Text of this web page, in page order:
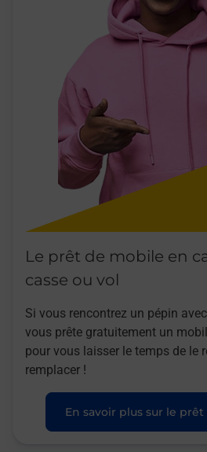
Le prêt de mobile en
casse ou vol
Si vous rencontrez un pépin
vous prête gratuitement un
pour vous laisser le temps de le
remplacer !
En savoir plus sur le